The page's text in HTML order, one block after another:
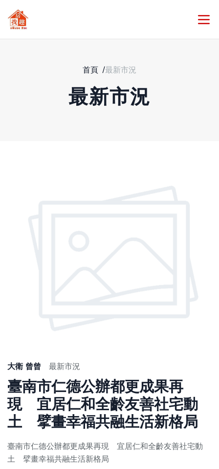
首頁 /最新市況
最新市況
大衛 曾曾 最新市況
臺南市仁德公辦都更成果再
現 宜居仁和全齡友善社宅動
土 擘畫幸福共融生活新格局
臺南市仁德公辦都更成果再現 宜居仁和全齡友善社宅動
土 擘畫幸福共融生活新格局